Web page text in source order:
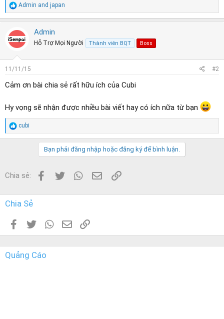
R
e
a
t
i
n
s
Admin and japan
Admin
Hỗ Trợ Mọi Người Thành viên BQT Boss
11/11/15 #2
Cảm ơn bài chia sẻ rất hữu ích của Cubi
Hy vọng sẽ nhận được nhiều bài viết hay có ích nữa từ bạn
R
e
a
o
:
cubi
Bạn phải đăng nhập hoặc đăng ký để bình luận.
Chia sẻ: Facebook
Twitter WhatsApp
EmailLink
Chia Sẻ
Facebook
TwitterWhatsApp
EmailLink
Quảng Cáo